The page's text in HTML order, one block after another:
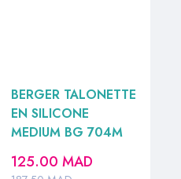
BERGER TALONETTE
EN SILICONE
MEDIUM BG 704M
125.00MAD